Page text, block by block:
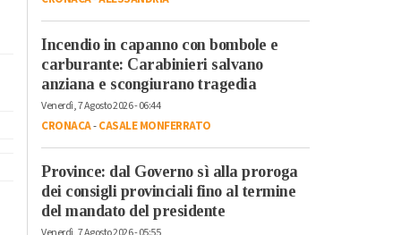
Incendio in capanno con bombole e
carburante: Carabinieri salvano
anziana e scongiurano tragedia
Venerdì, 7 Agosto 2026 - 06:44
CRONACA-CASALE MONFERRATO
Province: dal Governo sì alla proroga
dei consigli provinciali fino al termine
del mandato del presidente